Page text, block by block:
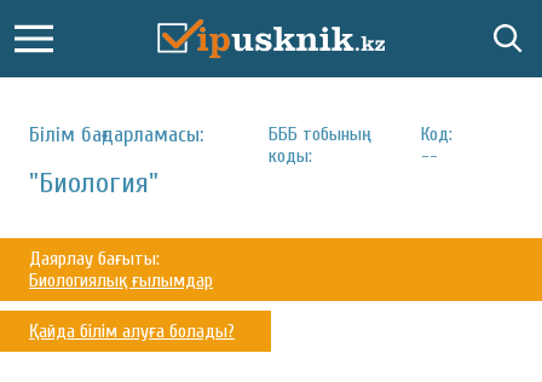
Білім бағдарламасы:
БББ тобының
коды:
Код:
--
"Биология"
Даярлау бағыты:
Биологиялық ғылымдар
Қайда білім алуға болады?